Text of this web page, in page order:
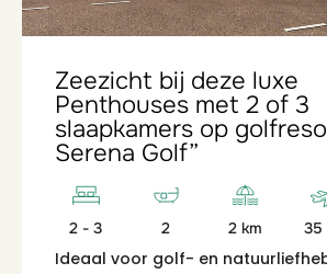
Zeezicht bij deze luxe
Penthouses met 2 of 3
slaapkamers op
Serena Golf”
2 - 3 2 2 km 35
Ideaal voor golf- en